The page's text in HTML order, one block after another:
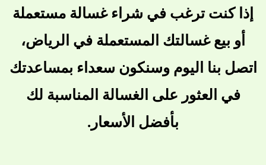
إذا كنت ترغب في شراء غسالة مستعملة
أو بيع غسالتك المستعملة في الرياض،
اتصل بنا اليوم وسنكون سعداء بمساعدتك
في العثور على الغسالة المناسبة لك
بأفضل الأسعار.